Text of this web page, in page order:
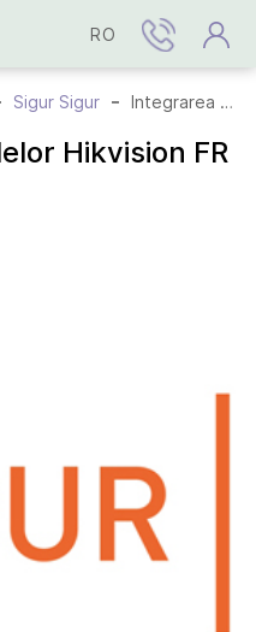
RO
Sigur Sigur Integrarea terminalelor Hikvision FR (20 terminale)
Hikvision FR